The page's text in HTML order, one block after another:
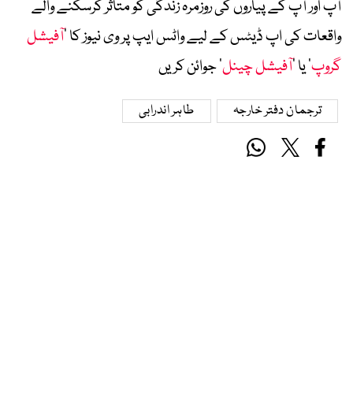
آپ اور آپ کے پیاروں کی روزمرہ زندگی کو متاثر کرسکنے والے
واقعات کی اپ ڈیٹس کے لیے واٹس ایپ پر وی نیوز کا ’آفیشل
گروپ‘ یا ’آفیشل چینل‘ جوائن کریں
ترجمان دفتر خارجہ طاہر اندرابی